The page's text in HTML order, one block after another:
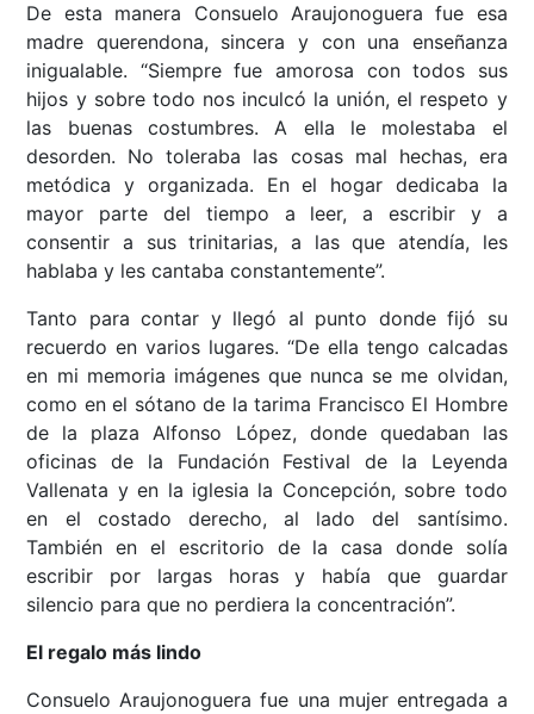
De esta manera Consuelo Araujonoguera fue esa
madre querendona, sincera y con una enseñanza
inigualable. “Siempre fue amorosa con todos sus
hijos y sobre todo nos inculcó la unión, el respeto y
las buenas costumbres. A ella le molestaba el
desorden. No toleraba las cosas mal hechas, era
metódica y organizada. En el hogar dedicaba la
mayor parte del tiempo a leer, a escribir y a
consentir a sus trinitarias, a las que atendía, les
hablaba y les cantaba constantemente”.
Tanto para contar y llegó al punto donde fijó su
recuerdo en varios lugares. “De ella tengo calcadas
en mi memoria imágenes que nunca se me olvidan,
como en el sótano de la tarima Francisco El Hombre
de la plaza Alfonso López, donde quedaban las
oficinas de la Fundación Festival de la Leyenda
Vallenata y en la iglesia la Concepción, sobre todo
en el costado derecho, al lado del santísimo.
También en el escritorio de la casa donde solía
escribir por largas horas y había que guardar
silencio para que no perdiera la concentración”.
El regalo más lindo
Consuelo Araujonoguera fue una mujer entregada a